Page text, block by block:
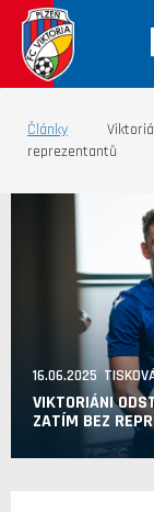
Články
reprezentantů
16.06.2025
VIKTORIÁNI
ZATÍM BEZ